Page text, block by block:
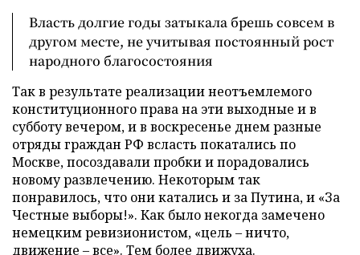
Власть долгие годы затыкала брешь совсем в
другом месте, не учитывая постоянный рост
народного благосостояния
Так в результате реализации неотъемлемого
конституционного права на эти выходные и в
субботу вечером, и в воскресенье днем разные
отряды граждан РФ всласть покатались по
Москве, посоздавали пробки и порадовались
новому развлечению. Некоторым так
понравилось, что они катались и за Путина, и «За
Честные выборы!». Как было некогда замечено
немецким ревизионистом, «цель – ничто,
движение – все». Тем более движуха.